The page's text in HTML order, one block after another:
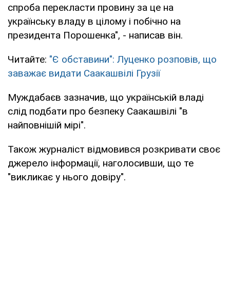
спроба перекласти провину за це на
українську владу в цілому і побічно на
президента Порошенка", - написав він.
Читайте: "Є обставини": Луценко розповів, що
заважає видати Саакашвілі Грузії
Муждабаєв зазначив, що українській владі
слід подбати про безпеку Саакашвілі "в
найповнішій мірі".
Також журналіст відмовився розкривати своє
джерело інформації, наголосивши, що те
"викликає у нього довіру".